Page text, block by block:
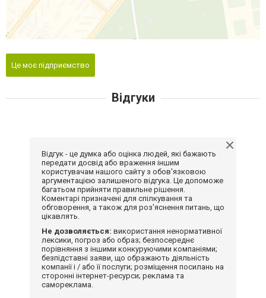
Це моє підприємство
Відгуки
Відгук - це думка або оцінка людей, які бажають
передати досвід або враження іншим
користувачам нашого сайту з обов'язковою
аргументацією залишеного відгука. Це допоможе
багатьом прийняти правильне рішення.
Коментарі призначені для спілкування та
обговорення, а також для роз'яснення питань, що
цікавлять.
Не дозволяється: використання ненормативної
лексики, погроз або образ; безпосереднє
порівняння з іншими конкуруючими компаніями;
безпідставні заяви, що ображають діяльність
компанії і / або її послуги; розміщення посилань на
сторонні інтернет-ресурси; реклама та
самореклама.